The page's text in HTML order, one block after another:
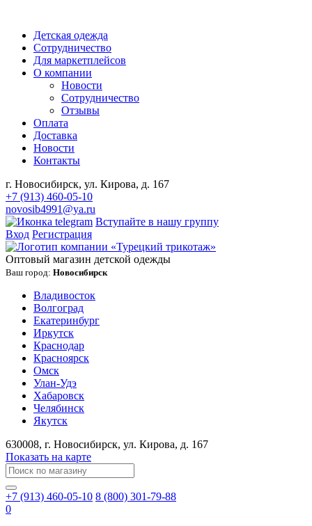
Детская одежда
Сотрудничество
Для маркетплейсов
О компании
Новости
Сотрудничество
Отзывы
Оплата
Доставка
Новости
Контакты
г. Новосибирск, ул. Кирова, д. 167
+7 (913) 460-05-10
novosib4991@ya.ru
Вступайте в нашу группу
Вход Регистрация
Оптовый магазин детской одежды
Ваш город: Новосибирск
Владивосток
Волгоград
Екатеринбург
Иркутск
Краснодар
Красноярск
Омск
Улан-Удэ
Хабаровск
Челябинск
Якутск
630008, г. Новосибирск, ул. Кирова, д. 167
Показать на карте
+7 (913) 460-05-10 8 (800) 301-79-88
0